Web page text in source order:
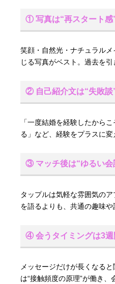
① 写真は“再スタート感
笑顔・自然光・ナチュラル
じる写真がベスト。過去を
② 自己紹介文は“失敗談
「一度結婚を経験したから
る」など、経験をプラスに変
③ マッチ後は“ゆるい会
タップルは気軽な雰囲気の
を語るよりも、共通の趣味
④ 会うタイミングは3週
メッセージだけが長くなる
は“接触頻度の原理”が働き、